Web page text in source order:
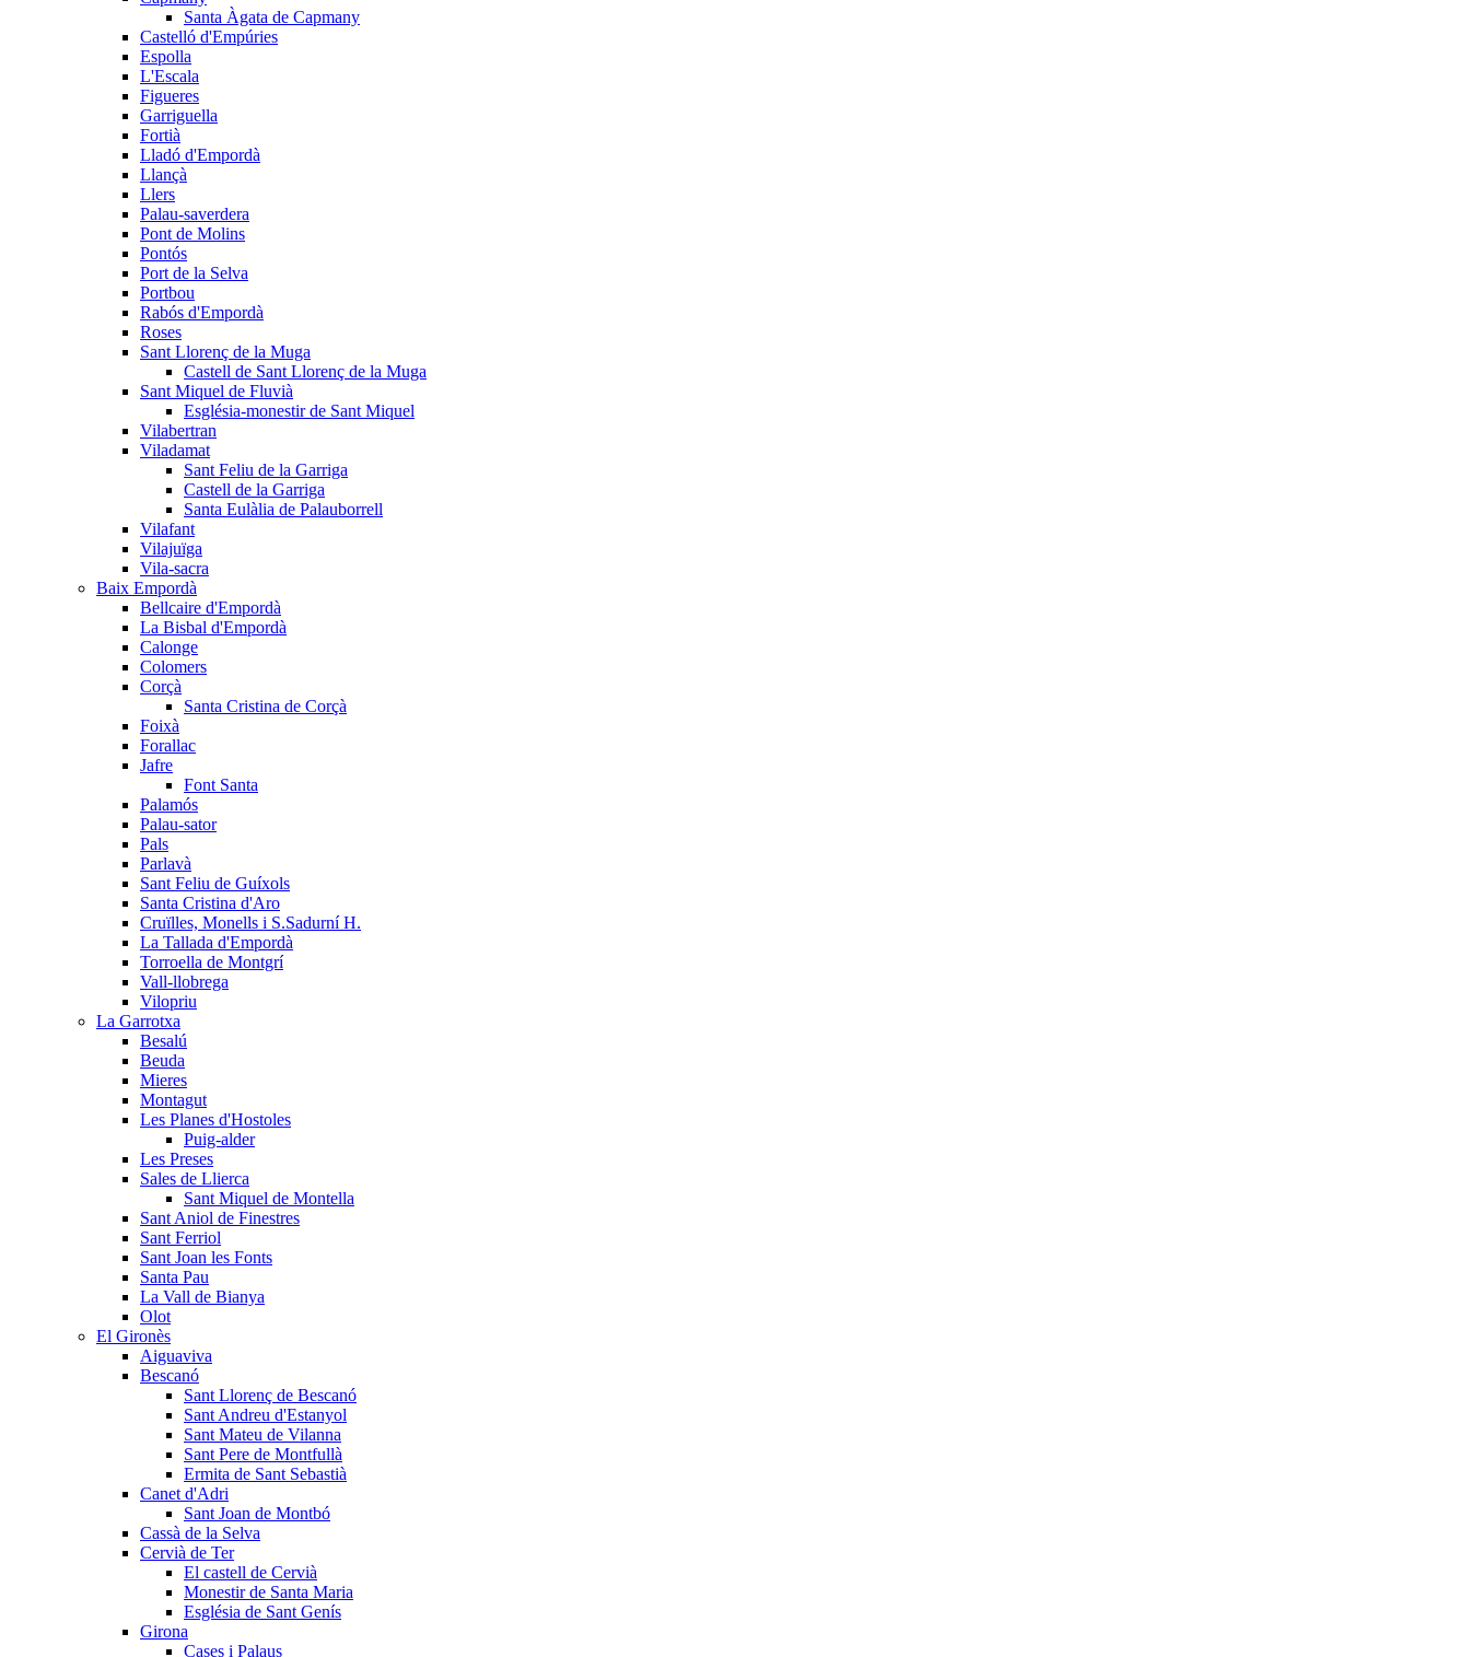
Santa Àgata de Capmany
Castelló d'Empúries
Espolla
L'Escala
Figueres
Garriguella
Fortià
Lladó d'Empordà
Llançà
Llers
Palau-saverdera
Pont de Molins
Pontós
Port de la Selva
Portbou
Rabós d'Empordà
Roses
Sant Llorenç de la Muga
Castell de Sant Llorenç de la Muga
Sant Miquel de Fluvià
Església-monestir de Sant Miquel
Vilabertran
Viladamat
Sant Feliu de la Garriga
Castell de la Garriga
Santa Eulàlia de Palauborrell
Vilafant
Vilajuïga
Vila-sacra
Baix Empordà
Bellcaire d'Empordà
La Bisbal d'Empordà
Calonge
Colomers
Corçà
Santa Cristina de Corçà
Foixà
Forallac
Jafre
Font Santa
Palamós
Palau-sator
Pals
Parlavà
Sant Feliu de Guíxols
Santa Cristina d'Aro
Cruïlles, Monells i S.Sadurní H.
La Tallada d'Empordà
Torroella de Montgrí
Vall-llobrega
Vilopriu
La Garrotxa
Besalú
Beuda
Mieres
Montagut
Les Planes d'Hostoles
Puig-alder
Les Preses
Sales de Llierca
Sant Miquel de Montella
Sant Aniol de Finestres
Sant Ferriol
Sant Joan les Fonts
Santa Pau
La Vall de Bianya
Olot
El Gironès
Aiguaviva
Bescanó
Sant Llorenç de Bescanó
Sant Andreu d'Estanyol
Sant Mateu de Vilanna
Sant Pere de Montfullà
Ermita de Sant Sebastià
Canet d'Adri
Sant Joan de Montbó
Cassà de la Selva
Cervià de Ter
El castell de Cervià
Monestir de Santa Maria
Església de Sant Genís
Girona
Cases i Palaus